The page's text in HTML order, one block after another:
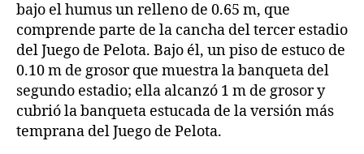
bajo el humus un relleno de 0.65 m, que
comprende parte de la cancha del tercer estadio
del Juego de Pelota. Bajo él, un piso de estuco de
0.10 m de grosor que muestra la banqueta del
segundo estadio; ella alcanzó 1 m de grosor y
cubrió la banqueta estucada de la versión más
temprana del Juego de Pelota.